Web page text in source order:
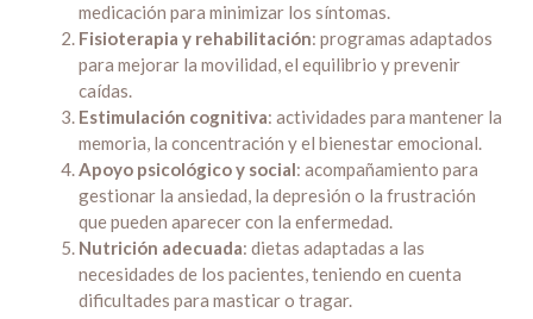
medicación para minimizar los síntomas.
Fisioterapia y rehabilitación: programas adaptados
para mejorar la movilidad, el equilibrio y prevenir
caídas.
Estimulación cognitiva: actividades para mantener la
memoria, la concentración y el bienestar emocional.
Apoyo psicológico y social: acompañamiento para
gestionar la ansiedad, la depresión o la frustración
que pueden aparecer con la enfermedad.
Nutrición adecuada: dietas adaptadas a las
necesidades de los pacientes, teniendo en cuenta
dificultades para masticar o tragar.